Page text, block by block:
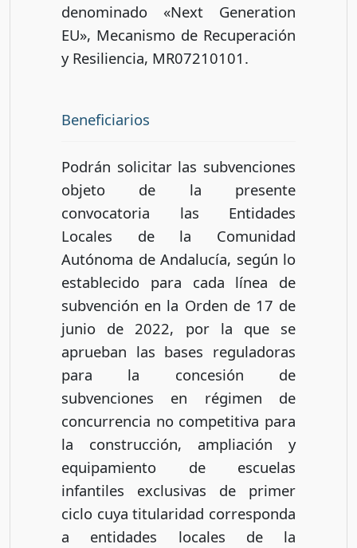
denominado «Next Generation
EU», Mecanismo de Recuperación
y Resiliencia, MR07210101.
Beneficiarios
Podrán solicitar las subvenciones
objeto de la presente
convocatoria las Entidades
Locales de la Comunidad
Autónoma de Andalucía, según lo
establecido para cada línea de
subvención en la Orden de 17 de
junio de 2022, por la que se
aprueban las bases reguladoras
para la concesión de
subvenciones en régimen de
concurrencia no competitiva para
la construcción, ampliación y
equipamiento de escuelas
infantiles exclusivas de primer
ciclo cuya titularidad corresponda
a entidades locales de la